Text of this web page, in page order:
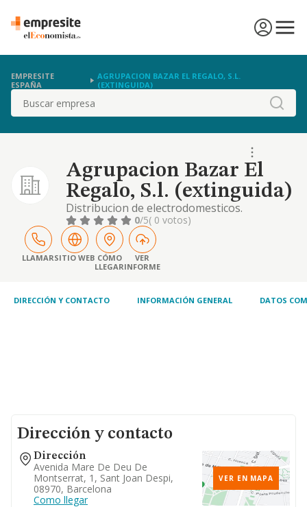
EMPRESITE
ESPAÑA
AGRUPACION BAZAR EL REGALO, S.L.
(EXTINGUIDA)
Buscar
Agrupacion Bazar El
Regalo, S.l. (extinguida)
Distribucion de electrodomesticos.
0/5( 0 votos)
LLAMARSITIO WEB CÓMO
LLEGAR
VER
INFORME
DIRECCIÓN Y CONTACTO INFORMACIÓN GENERAL DATOS
Dirección y contacto
Dirección
Avenida Mare De Deu De
Montserrat, 1, Sant Joan Despi,
08970, Barcelona
Como llegar
VER EN MAPA